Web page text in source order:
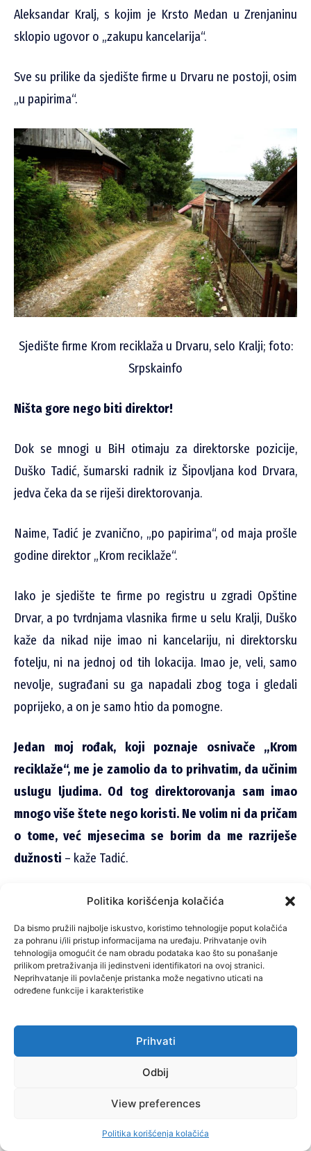
Politika korišćenja kolačića
Da bismo pružili najbolje iskustvo, koristimo tehnologije poput kolačića
za pohranu i/ili pristup informacijama na uređaju. Prihvatanje ovih
tehnologija omogućit će nam obradu podataka kao što su ponašanje
prilikom pretraživanja ili jedinstveni identifikatori na ovoj stranici.
Neprihvatanje ili povlačenje pristanka može negativno uticati na
određene funkcije i karakteristike
Prihvati
Odbij
View preferences
Politika korišćenja kolačića
Aleksandar Kralj, s kojim je Krsto Medan u Zrenjaninu
sklopio ugovor o „zakupu kancelarija“.
Sve su prilike da sjedište firme u Drvaru ne postoji, osim
„u papirima“.
Sjedište firme Krom reciklaža u Drvaru, selo Kralji; foto:
Srpskainfo
Ništa gore nego biti direktor!
Dok se mnogi u BiH otimaju za direktorske pozicije,
Duško Tadić, šumarski radnik iz Šipovljana kod Drvara,
jedva čeka da se riješi direktorovanja.
Naime, Tadić je zvanično, „po papirima“, od maja prošle
godine direktor „Krom reciklaže“.
Iako je sjedište te firme po registru u zgradi Opštine
Drvar, a po tvrdnjama vlasnika firme u selu Kralji, Duško
kaže da nikad nije imao ni kancelariju, ni direktorsku
fotelju, ni na jednoj od tih lokacija. Imao je, veli, samo
nevolje, sugrađani su ga napadali zbog toga i gledali
poprijeko, a on je samo htio da pomogne.
Jedan moj rođak, koji poznaje osnivače „Krom
reciklaže“, me je zamolio da to prihvatim, da učinim
uslugu ljudima. Od tog direktorovanja sam imao
mnogo više štete nego koristi. Ne volim ni da pričam
o tome, već mjesecima se borim da me razriješe
dužnosti – kaže Tadić.
Konačno je nadomak cilja, jer su osnivači „Krom
reciklaže“ imenovali novog direktora, a u pitanju je
mladić od 23 godine iz jednog sela u Vojvodini.